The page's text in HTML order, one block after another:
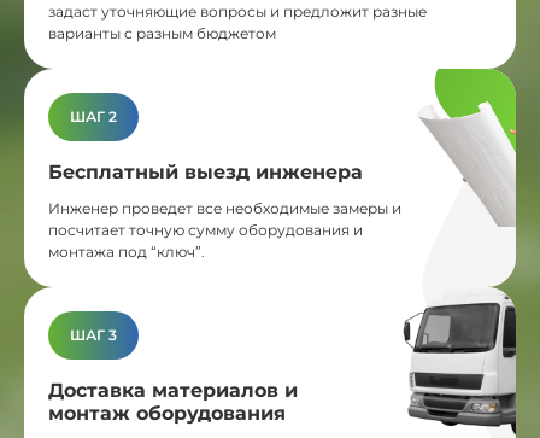
задаст уточняющие вопросы и предложит разные
варианты с разным бюджетом
ШАГ 2
Бесплатный выезд инженера
Инженер проведет все необходимые замеры и
посчитает точную сумму оборудования и
монтажа под “ключ”.
ШАГ 3
Доставка материалов и
монтаж оборудования